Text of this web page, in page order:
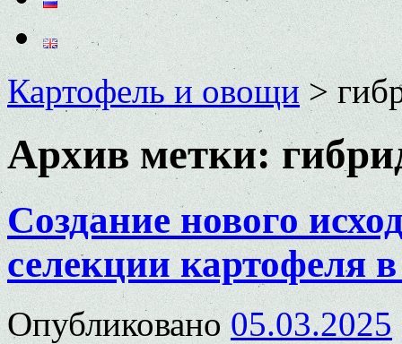
Картофель и овощи>
Архив метки:
Создание нового
селекции картофеля
Опубликовано 05.03.2025